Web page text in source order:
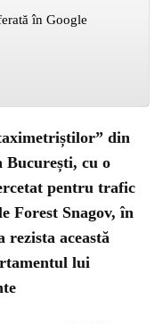
în Google
din
București, cu o
pentru trafic
Forest Snagov, în
rezista această
lui